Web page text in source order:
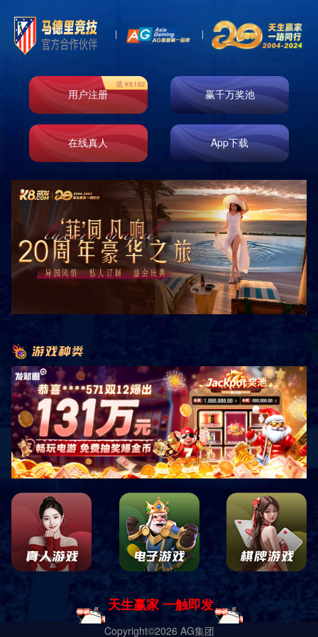
Toggle
公司简介 企业文化 荣誉资质